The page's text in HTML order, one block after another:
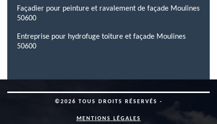
Façadier pour peinture et ravalement de façade Moulines
50600
Entreprise pour hydrofuge toiture et façade Moulines
50600
©2026 TOUS DROITS RÉSERVÉS -
MENTIONS LÉGALES